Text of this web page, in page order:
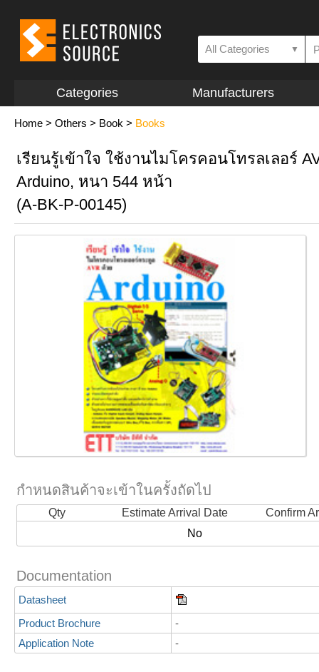
All Categories ▼
Categories Manufacturers
Home > Others > Book > Books
เรียนรู้เข้าใจ ใช้งานไมโครคอนโทรลเลอร์
Arduino, หนา 544 หน้า
(A-BK-P-00145)
กำหนดสินค้าจะเข้าในครั้งถัดไป
Qty Estimate Arrival Date
Confirm
No
Documentation
Datasheet
Product Brochure
-
Application Note
-